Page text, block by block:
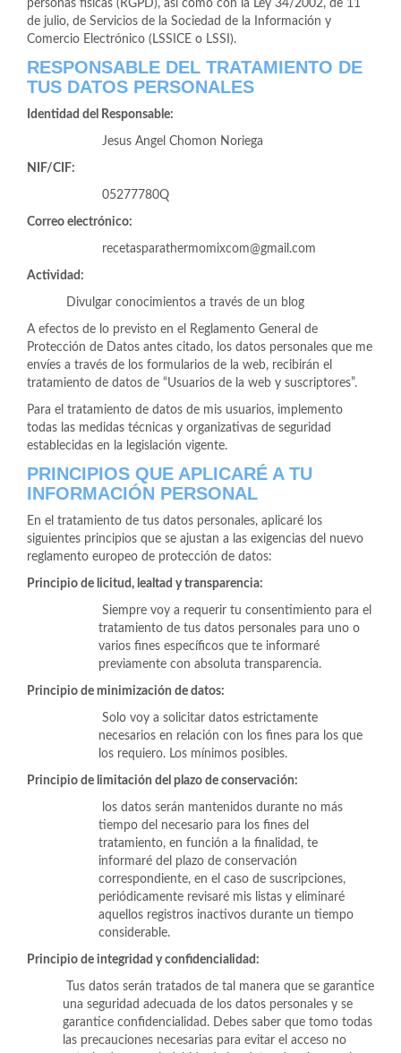
personas físicas (RGPD), así como con la Ley 34/2002, de 11
de julio, de Servicios de la Sociedad de la Información y
Comercio Electrónico (LSSICE o LSSI).
RESPONSABLE DEL TRATAMIENTO DE
TUS DATOS PERSONALES
Identidad del Responsable:
Jesus Angel Chomon Noriega
NIF/CIF:
05277780Q
Correo electrónico:
recetasparathermomixcom@gmail.com
Actividad:
Divulgar conocimientos a través de un blog
A efectos de lo previsto en el Reglamento General de
Protección de Datos antes citado, los datos personales que me
envíes a través de los formularios de la web, recibirán el
tratamiento de datos de “Usuarios de la web y suscriptores”.
Para el tratamiento de datos de mis usuarios, implemento
todas las medidas técnicas y organizativas de seguridad
establecidas en la legislación vigente.
PRINCIPIOS QUE APLICARÉ A TU
INFORMACIÓN PERSONAL
En el tratamiento de tus datos personales, aplicaré los
siguientes principios que se ajustan a las exigencias del nuevo
reglamento europeo de protección de datos:
Principio de licitud, lealtad y transparencia:
Siempre voy a requerir tu consentimiento para el
tratamiento de tus datos personales para uno o
varios fines específicos que te informaré
previamente con absoluta transparencia.
Principio de minimización de datos:
Solo voy a solicitar datos estrictamente
necesarios en relación con los fines para los que
los requiero. Los mínimos posibles.
Principio de limitación del plazo de conservación:
los datos serán mantenidos durante no más
tiempo del necesario para los fines del
tratamiento, en función a la finalidad, te
informaré del plazo de conservación
correspondiente, en el caso de suscripciones,
periódicamente revisaré mis listas y eliminaré
aquellos registros inactivos durante un tiempo
considerable.
Principio de integridad y confidencialidad:
Tus datos serán tratados de tal manera que se garantice
una seguridad adecuada de los datos personales y se
garantice confidencialidad. Debes saber que tomo todas
las precauciones necesarias para evitar el acceso no